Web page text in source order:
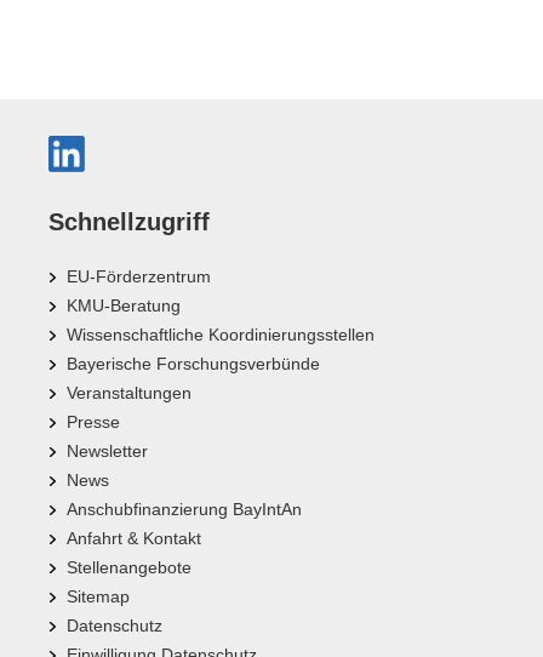
Schnellzugriff
EU-Förderzentrum
KMU-Beratung
Wissenschaftliche Koordinierungsstellen
Bayerische Forschungsverbünde
Veranstaltungen
Presse
Newsletter
News
Anschubfinanzierung BayIntAn
Anfahrt & Kontakt
Stellenangebote
Sitemap
Datenschutz